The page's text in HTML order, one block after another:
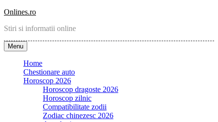
Skip
content
Onlines.ro
Stiri si informatii online
Menu
Home
Chestionare auto
Horoscop 2026
Horoscop dragoste 2026
Horoscop zilnic
Compatibilitate zodii
Zodiac chinezesc 2026